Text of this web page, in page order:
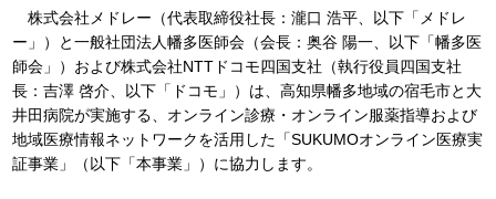
株式会社メドレー（代表取締役社長：瀧口 浩平、以下「メドレ
ー」）と一般社団法人幡多医師会（会長：奥谷 陽一、以下「幡多医
師会」）および株式会社NTTドコモ四国支社（執行役員四国支社
長：吉澤 啓介、以下「ドコモ」）は、高知県幡多地域の宿毛市と大
井田病院が実施する、オンライン診療・オンライン服薬指導および
地域医療情報ネットワークを活用した「SUKUMOオンライン医療実
証事業」（以下「本事業」）に協力します。